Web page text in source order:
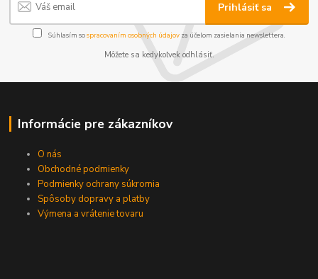
Prihlásiť sa
Súhlasím sospracovaním osobných údajov za účelom zasielania newslettera.
Môžete sa kedykoľvek odhlásiť.
Informácie pre zákazníkov
O nás
Obchodné podmienky
Podmienky ochrany súkromia
Spôsoby dopravy a platby
Výmena a vrátenie tovaru